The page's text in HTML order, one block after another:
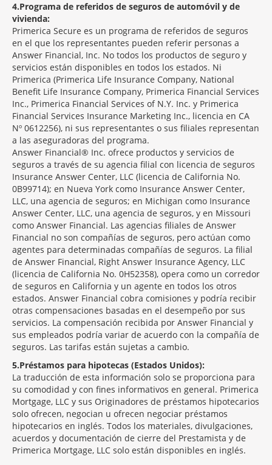
4 Programa de referidos de seguros de automóvil y de
vivienda:
Primerica Secure es un programa de referidos de seguros
en el que los representantes pueden referir personas a
Answer Financial, Inc. No todos los productos de seguro y
servicios están disponibles en todos los estados. Ni
Primerica (Primerica Life Insurance Company, National
Benefit Life Insurance Company, Primerica Financial Services
Inc., Primerica Financial Services of N.Y. Inc. y Primerica
Financial Services Insurance Marketing Inc., licencia en CA
Nº 0612256), ni sus representantes o sus filiales representan
a las aseguradoras del programa.
Answer Financial® Inc. ofrece productos y servicios de
seguros a través de su agencia filial con licencia de seguros
Insurance Answer Center, LLC (licencia de California No.
0B99714); en Nueva York como Insurance Answer Center,
LLC, una agencia de seguros; en Michigan como Insurance
Answer Center, LLC, una agencia de seguros, y en Missouri
como Answer Financial. Las agencias filiales de Answer
Financial no son compañías de seguros, pero actúan como
agentes para determinadas compañías de seguros. La filial
de Answer Financial, Right Answer Insurance Agency, LLC
(licencia de California No. 0H52358), opera como un corredor
de seguros en California y un agente en todos los otros
estados. Answer Financial cobra comisiones y podría recibir
otras compensaciones basadas en el desempeño por sus
servicios. La compensación recibida por Answer Financial y
sus empleados podría variar de acuerdo con la compañía de
seguros. Las tarifas están sujetas a cambio.
5 Préstamos para hipotecas (Estados Unidos):
La traducción de esta información solo se proporciona para
su comodidad y con fines informativos en general. Primerica
Mortgage, LLC y sus Originadores de préstamos hipotecarios
solo ofrecen, negocian u ofrecen negociar préstamos
hipotecarios en inglés. Todos los materiales, divulgaciones,
acuerdos y documentación de cierre del Prestamista y de
Primerica Mortgage, LLC solo están disponibles en inglés.